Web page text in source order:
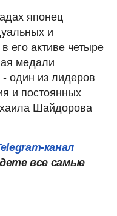
японец
и
его активе четыре
медали
один из лидеров
и постоянных
Шайдорова
канал
все самые